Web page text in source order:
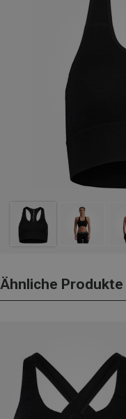
Ähnliche Produkte